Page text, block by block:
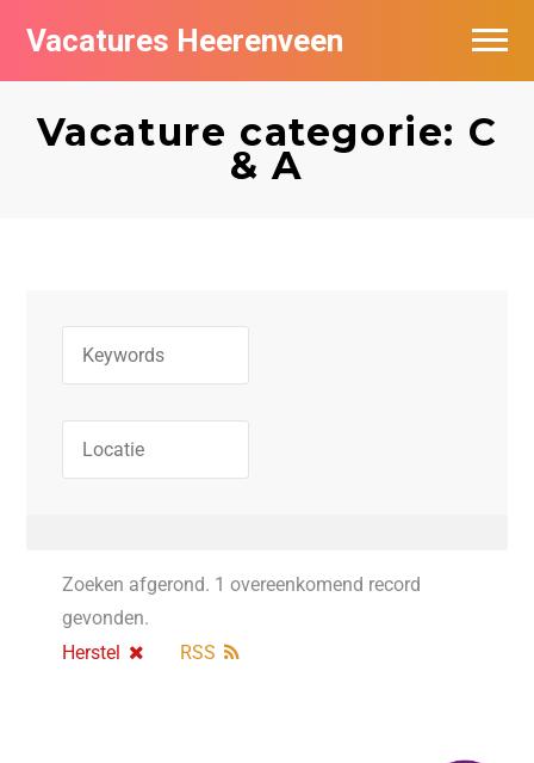
Vacatures Heerenveen
Vacature categorie: C
& A
Zoeken afgerond. 1 overeenkomend record
gevonden.
Herstel
RSS
Vacatures per bedrijf
De populairste vacatures in Heerenveen